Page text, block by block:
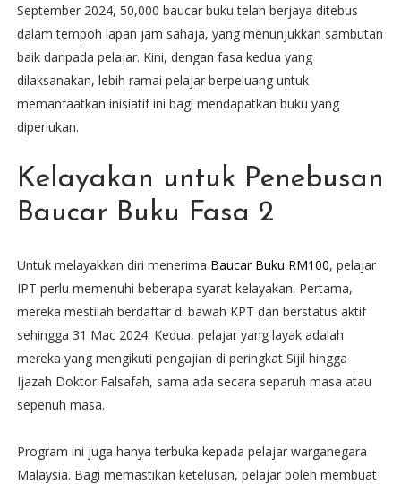
September 2024, 50,000 baucar buku telah berjaya ditebus
dalam tempoh lapan jam sahaja, yang menunjukkan sambutan
baik daripada pelajar. Kini, dengan fasa kedua yang
dilaksanakan, lebih ramai pelajar berpeluang untuk
memanfaatkan inisiatif ini bagi mendapatkan buku yang
diperlukan.
Kelayakan untuk Penebusan
Baucar Buku Fasa 2
Untuk melayakkan diri menerima Baucar Buku RM100, pelajar
IPT perlu memenuhi beberapa syarat kelayakan. Pertama,
mereka mestilah berdaftar di bawah KPT dan berstatus aktif
sehingga 31 Mac 2024. Kedua, pelajar yang layak adalah
mereka yang mengikuti pengajian di peringkat Sijil hingga
Ijazah Doktor Falsafah, sama ada secara separuh masa atau
sepenuh masa.
Program ini juga hanya terbuka kepada pelajar warganegara
Malaysia. Bagi memastikan ketelusan, pelajar boleh membuat